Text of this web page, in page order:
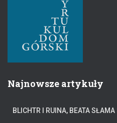
Najnowsze artykuły
BLICHTR I RUINA, BEATA SŁAMA